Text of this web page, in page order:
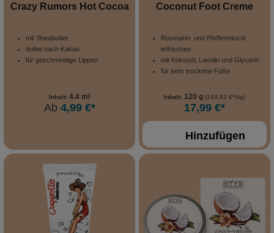
Crazy Rumors Hot Cocoa
mit Sheabutter
duftet nach Kakao
für geschmeidige Lippen
Inhalt: 4.4 ml
Ab 4,99 €*
Coconut Foot Creme
Rosmarin- und Pfefferminzöl
erfrischen
mit Kokosöl, Lanolin und Glycerin
für sehr trockene Füße
Inhalt: 120 g (149,92 €*/kg)
17,99 €*
Hinzufügen